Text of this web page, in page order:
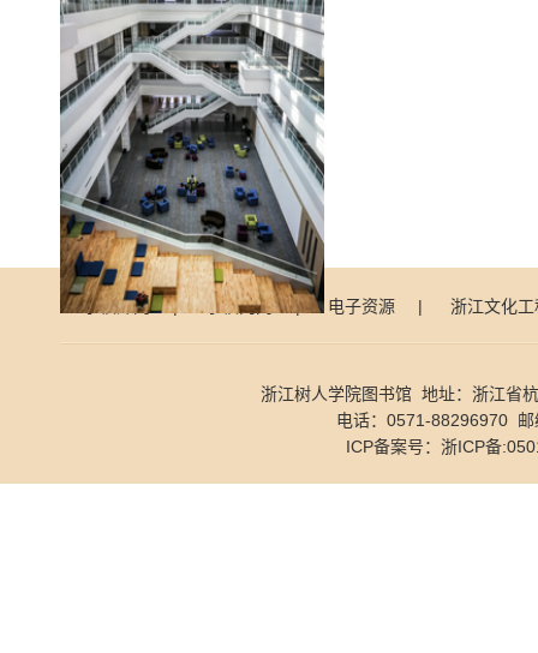
学校外网 | 学校内网 | 电子资源 | 浙江文化工
浙江树人学院图书馆 地址：浙江省
电话：0571-88296970 邮
ICP备案号： 浙ICP备